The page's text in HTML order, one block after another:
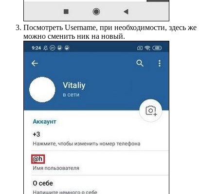
Посмотреть Username, при необходимости, здесь же
можно сменить ник на новый.